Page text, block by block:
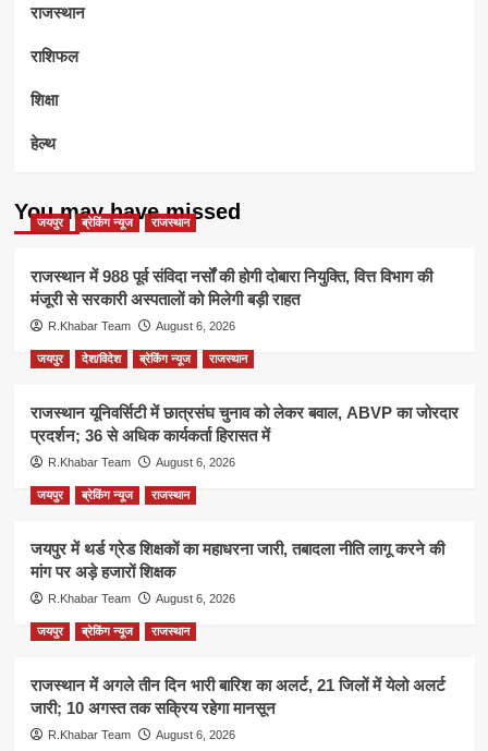
राजस्थान
राशिफल
शिक्षा
हेल्थ
You may have missed
जयपुर ब्रेकिंग न्यूज राजस्थान
राजस्थान में 988 पूर्व संविदा नर्सों की होगी दोबारा नियुक्ति, वित्त विभाग की
मंजूरी से सरकारी अस्पतालों को मिलेगी बड़ी राहत
R.Khabar Team August 6, 2026
जयपुर देश/विदेश ब्रेकिंग न्यूज राजस्थान
राजस्थान यूनिवर्सिटी में छात्रसंघ चुनाव को लेकर बवाल, ABVP का जोरदार
प्रदर्शन; 36 से अधिक कार्यकर्ता हिरासत में
R.Khabar Team August 6, 2026
जयपुर ब्रेकिंग न्यूज राजस्थान
जयपुर में थर्ड ग्रेड शिक्षकों का महाधरना जारी, तबादला नीति लागू करने की
मांग पर अड़े हजारों शिक्षक
R.Khabar Team August 6, 2026
जयपुर ब्रेकिंग न्यूज राजस्थान
राजस्थान में अगले तीन दिन भारी बारिश का अलर्ट, 21 जिलों में येलो अलर्ट
जारी; 10 अगस्त तक सक्रिय रहेगा मानसून
R.Khabar Team August 6, 2026